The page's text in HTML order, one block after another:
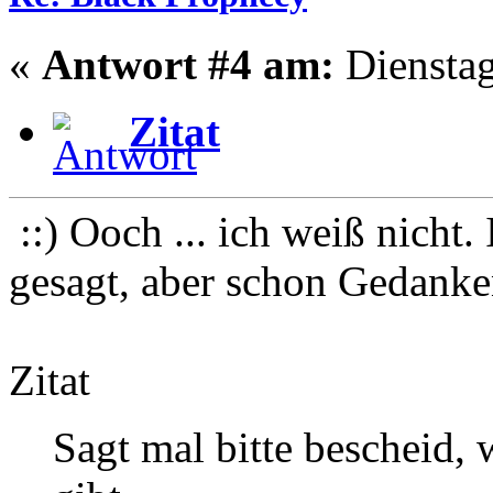
« Antwort #4 am:
Zitat
::) Ooch ... ich weiß nicht.
gesagt, aber schon
Zitat
Sagt mal bitte bescheid,